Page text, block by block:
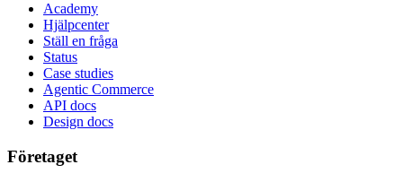
Academy
Hjälpcenter
Ställ en fråga
Status
Case studies
Agentic Commerce
API docs
Design docs
Företaget